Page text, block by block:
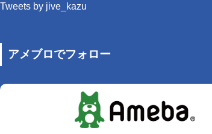
Tweets by jive_kazu
アメブロでフォロー